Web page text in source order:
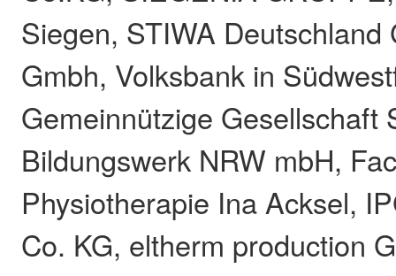
Siegen, STIWA Deutschland
Gmbh, Volksbank in
Gemeinnützige Gesellschaft
Bildungswerk NRW mbH,
Physiotherapie Ina Acksel,
Co. KG, eltherm production